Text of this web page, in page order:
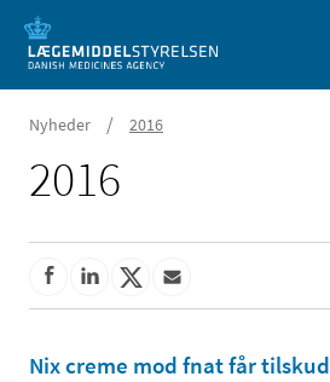
Nyheder / 2016
2016
Nix creme mod fnat får tilskud